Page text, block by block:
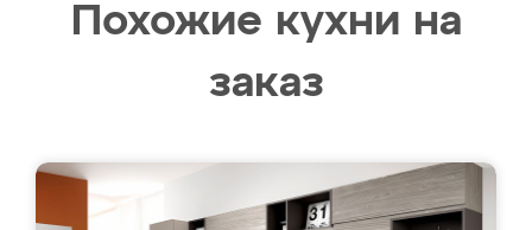
Похожие кухни на
заказ